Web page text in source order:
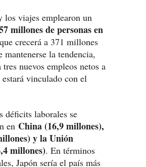
los viajes emplearon un
millones de personas en
crecerá a 371 millones
mantenerse la tendencia,
tres nuevos empleos netos a
vinculado con el
déficits laborales se
en China (16,9 millones),
y la Unión
millones). En términos
Japón sería el país más